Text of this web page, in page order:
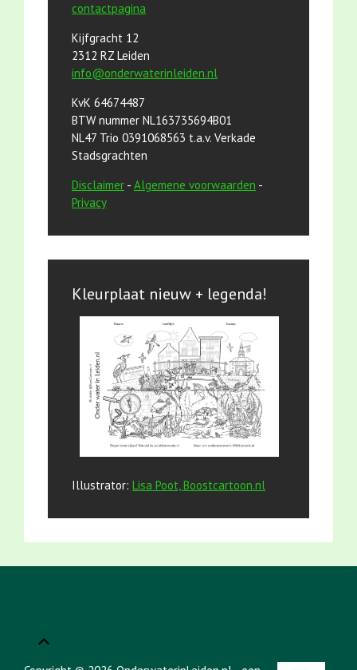
contactpagina
Kijfgracht 12
2312 RZ Leiden
info@onderwaterinleiden.nl
KvK 64674487
BTW nummer NL163735694B01
NL47 Trio 0391068563 t.a.v. Verkade
Stadsgrachten
Disclaimer - Algemene voorwaarden -
Privacy
Kleurplaat nieuw + legenda!
Illustrator: Lisa Poot, Boostcartoon.nl